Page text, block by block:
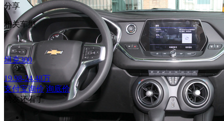
分享
相关车型
坦克300
19.98-24.48万
支付宝询价 询底价
网友还看了